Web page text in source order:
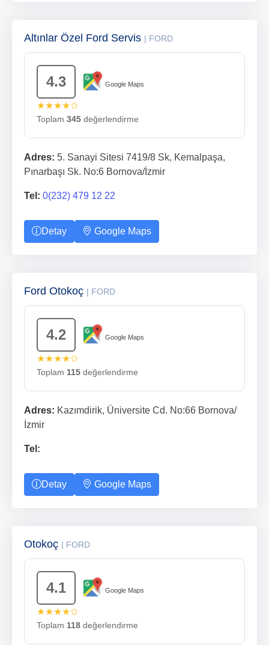
Altınlar Özel Ford Servis | FORD
4.3 Google Maps
★★★★✩
Toplam 345 değerlendirme
Adres: 5. Sanayi Sitesi 7419/8 Sk, Kemalpaşa,
Pınarbaşı Sk. No:6 Bornova/İzmir
Tel: 0(232) 479 12 22
Detay Google Maps
Ford Otokoç | FORD
4.2 Google Maps
★★★★✩
Toplam 115 değerlendirme
Adres: Kazımdirik, Üniversite Cd. No:66 Bornova/
İzmir
Tel:
Detay Google Maps
Otokoç | FORD
4.1 Google Maps
★★★★✩
Toplam 118 değerlendirme